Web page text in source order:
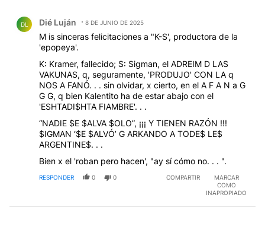
DL Dié Luján 8 DE JUNIO DE 2025
M is sinceras felicitaciones a "K-S', productora de la
'epopeya'.
K: Kramer, fallecido; S: Sigman, el ADREIM D LAS
VAKUNAS, q, seguramente, 'PRODUJO' CON LA q
NOS A FANÓ. . . sin olvidar, x cierto, en el A F A N a G
G G, q bien Kalentito ha de estar abajo con el
'ESHTADI$HTA FIAMBRE'. . .
“NADIE $E $ALVA $OLO”, ¡¡¡ Y TIENEN RAZÓN !!!
$IGMAN ‘$E $ALVÓ’ G ARKANDO A TODE$ LE$
ARGENTINE$. . .
Bien x el 'roban pero hacen', "ay sí cómo no. . . ".
RESPONDER 0 0 COMPARTIR
MARCAR
COMO
INAPROPIADO